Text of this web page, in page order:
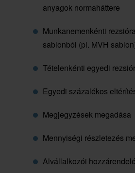
anyagok normaháttere
Munkanemenkénti
sablonból (pl. MVH
Tételenkénti egyedi
Egyedi százalékos
Megjegyzések megadása
Mennyiségi részletezés
Alvállalkozói